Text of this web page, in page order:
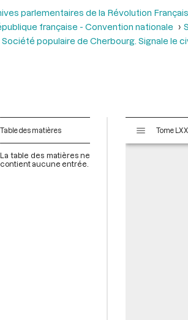
parlementaires de la Révolution
française - Convention nationale
Société populaire de Cherbourg. Signale le
Table des matières
La table des matières ne
contient aucune entrée.
s